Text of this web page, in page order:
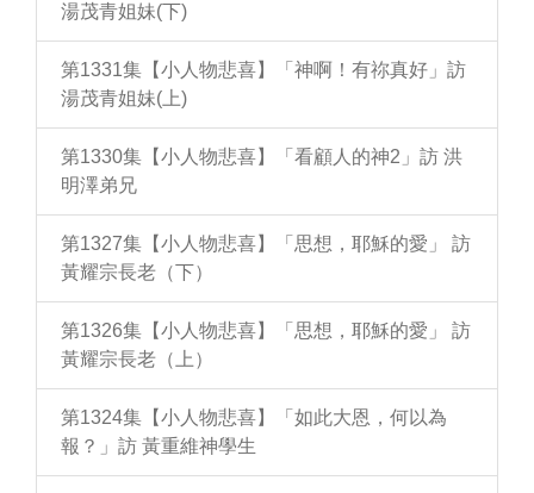
湯茂青姐妹(下)
第1331集【小人物悲喜】「神啊！有祢真好」訪
湯茂青姐妹(上)
第1330集【小人物悲喜】「看顧人的神2」訪 洪
明澤弟兄
第1327集【小人物悲喜】「思想，耶穌的愛」 訪
黃耀宗長老（下）
第1326集【小人物悲喜】「思想，耶穌的愛」 訪
黃耀宗長老（上）
第1324集【小人物悲喜】「如此大恩，何以為
報？」訪 黃重維神學生